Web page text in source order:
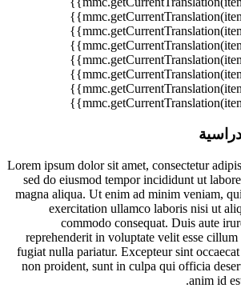
Lorem ipsum dolor sit amet, consectetur
sed do eiusmod tempor incididunt ut
magna aliqua. Ut enim ad minim veniam,
exercitation ullamco laboris nisi ut
commodo consequat. Duis aute
reprehenderit in voluptate velit esse cillum
fugiat nulla pariatur. Excepteur sint
non proident, sunt in culpa qui officia
anim id